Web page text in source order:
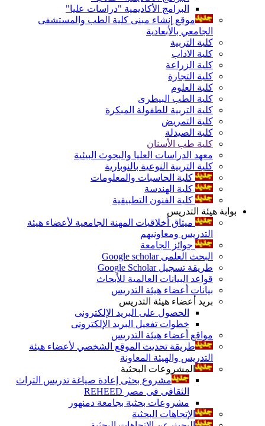
البرامج الأكاديمية "دراسات عليا"
موقع إنشاء مبنى كلية الطب والمستشفى
الجامعي بالأبعادية
كلية التربية
كلية الاداب
كلية الزراعة
كلية التجارة
كلية العلوم
كلية الطب البيطرى
كلية التربية للطفولة المبكرة
كلية التمريض
كلية الصيدلة
كلية طب الأسنان
معهد الدراسات العليا والبحوث البيئية
كلية التربية النوعية بالنوبارية
كلية الحاسبات والمعلومات
كلية الهندسة
كلية الفنون التطبيقية
بوابة هيئة التدريس
ميثاق أخلاقيات المهنة الجامعية لأعضاء هيئة
التدريس ومعاونيهم
جوائز الجامعة
البحث العلمى Google scholar
طريقة تسجيل Google Scholar
قواعد البيانات العالمية للأبحاث
بيانات أعضاء هيئة التدريس
بريد أعضاء هيئة التدريس
الحصول على البريد الإلكترونى
خطوات تفعيل البريد الإلكترونى
مواقع أعضاء هيئة التدريس
طريقة تحديث الموقع الشخصي لأعضاء هيئة
التدريس والهيئة المعاونة
المشروعات البحثية
مشروع بحثى إعادة صياغة تدريس التراث
الثقافى فى مصر REHEED
مشروعات بحثية بجامعة دمنهور
الإتجاهات البحثية